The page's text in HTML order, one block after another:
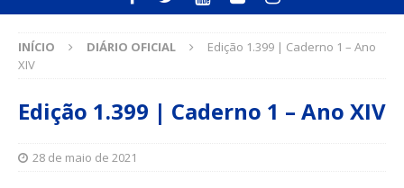
INÍCIO DIÁRIO OFICIAL
Edição 1.399 | Caderno 1 – Ano
XIV
Edição 1.399 | Caderno 1 – Ano XIV
28 de maio de 2021